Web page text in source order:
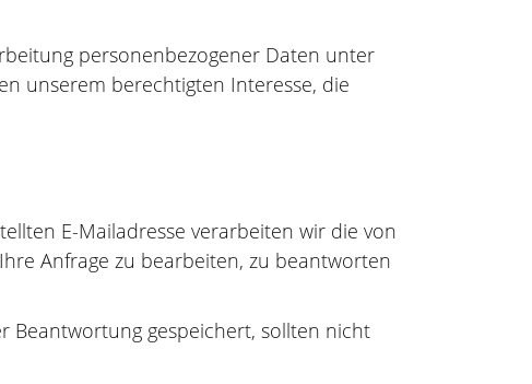
personenbezogener Daten unter
unserem berechtigten Interesse, die
E-Mailadresse verarbeiten wir die von
Anfrage zu bearbeiten, zu beantworten
Beantwortung gespeichert, sollten nicht